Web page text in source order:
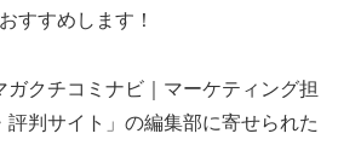
おすすめします！
クチコミナビ｜マーケティング担
評判サイト」の編集部に寄せられた